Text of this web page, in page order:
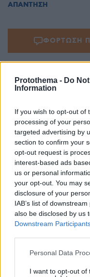
Protothema - Do
Information
If you wish to opt-out of
processing of your
targeted advertising by
section to confirm your
opt-out request is
interest-based ads
us or personal
your opt-out. You may
disclosure of your
IAB’s list of
also be disclosed by us
Downstream
Please note that this
not limited to your visit
Personal Data
I want to opt-out of
ΑΠΑΝΤΗΣΗ
ΦΟΡΤΩΣΗ
ΠΡΟΣΘΗΚΗ
EMAIL
ΣΧΌΛΙΟ *